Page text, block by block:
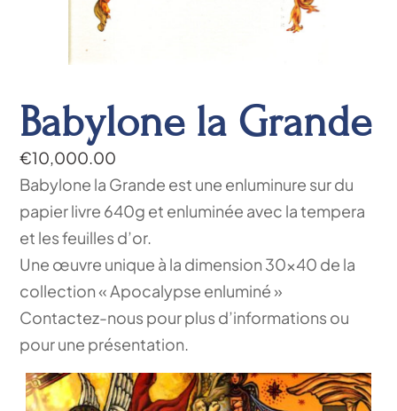
Babylone la Grande
€10,000.00
Babylone la Grande est une enluminure sur du
papier livre 640g et enluminée avec la tempera
et les feuilles d’or.
Une œuvre unique à la dimension 30×40 de la
collection « Apocalypse enluminé »
Contactez-nous pour plus d’informations ou
pour une présentation.